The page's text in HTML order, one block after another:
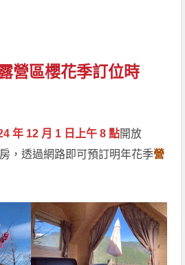
營區櫻花季訂位時
年 12 月 1 日上午 8 點開放
，透過網路即可預訂明年花季營